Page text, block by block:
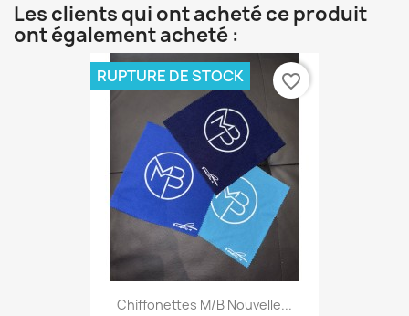
Les clients qui ont acheté ce produit
ont également acheté :
Chiffonettes M/B Nouvelle...
RUPTURE DE STOCK favorite_border